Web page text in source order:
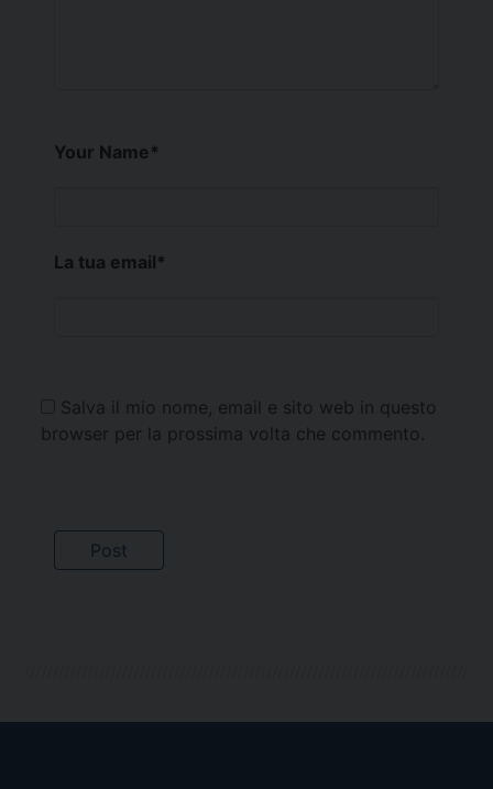
Your Name*
La tua email*
Salva il mio nome, email e sito web in questo
browser per la prossima volta che commento.